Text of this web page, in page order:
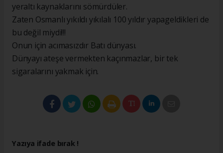
yeraltı kaynaklarını sömürdüler.
Zaten Osmanlı yıkıldı yıkılalı 100 yıldır yapageldikleri de
bu değil miydi!!!
Onun için acımasızdır Batı dünyası.
Dünyayı ateşe vermekten kaçınmazlar, bir tek
sigaralarını yakmak için.
Yazıya ifade bırak !